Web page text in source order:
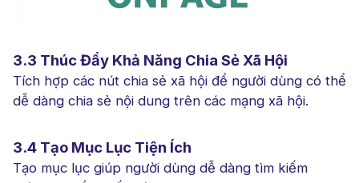
3.3 Thúc Đẩy Khả Năng Chia Sẻ Xã Hội
Tích hợp các nút chia sẻ xã hội để người dùng có thể
dễ dàng chia sẻ nội dung trên các mạng xã hội.
3.4 Tạo Mục Lục Tiện Ích
Tạo mục lục giúp người dùng dễ dàng tìm kiếm